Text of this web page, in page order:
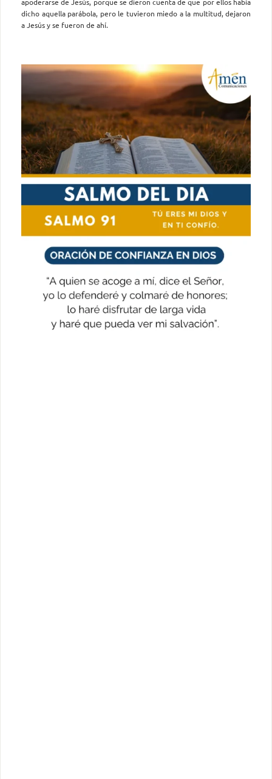
apoderarse de Jesús, porque se dieron cuenta de que por ellos había
dicho aquella parábola, pero le tuvieron miedo a la multitud, dejaron
a Jesús y se fueron de ahí.